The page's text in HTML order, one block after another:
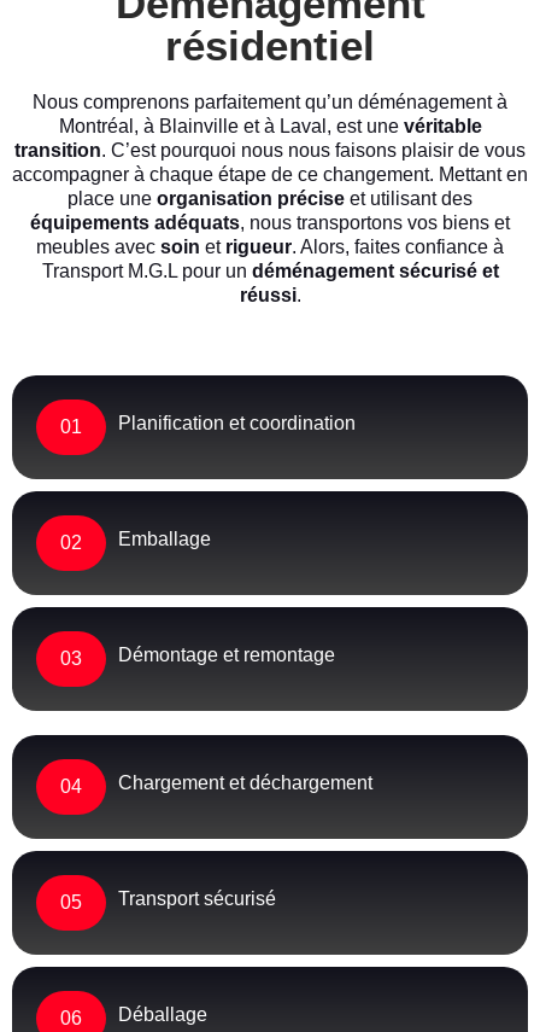
résidentiel
Nous comprenons parfaitement qu’un déménagement à
Montréal, à Blainville et à Laval, est une véritable
transition. C’est pourquoi nous nous faisons plaisir de vous
accompagner à chaque étape de ce changement. Mettant en
place une organisation précise et utilisant des
équipements adéquats, nous transportons vos biens et
meubles avec soin et rigueur. Alors, faites confiance à
Transport M.G.L pour un déménagement sécurisé et
réussi.
01 Planification et coordination
02 Emballage
03 Démontage et remontage
04 Chargement et déchargement
05 Transport sécurisé
06 Déballage